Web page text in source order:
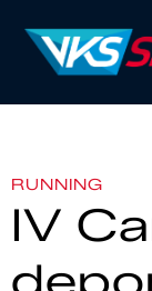
RUNNING
IV